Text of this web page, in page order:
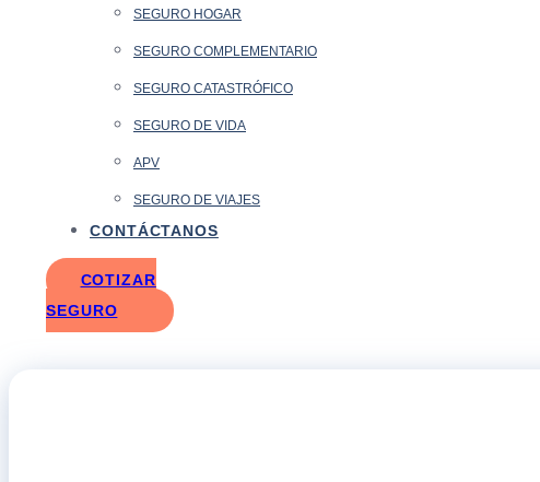
SEGURO HOGAR
SEGURO COMPLEMENTARIO
SEGURO CATASTRÓFICO
SEGURO DE VIDA
APV
SEGURO DE VIAJES
CONTÁCTANOS
COTIZAR
SEGURO